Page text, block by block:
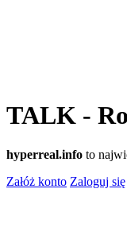
TALK -
hyperreal.info to
Załóż konto Zaloguj się